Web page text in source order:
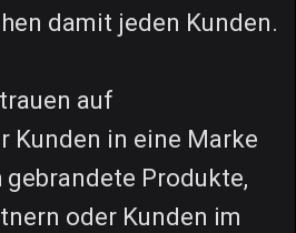
damit jeden Kunden.
auf
Kunden in eine Marke
Produkte,
oder Kunden im